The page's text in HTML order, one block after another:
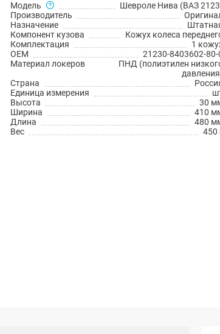
Модель
Шевроле Нива (ВАЗ
Производитель
Назначение
Компонент кузова
Кожух колеса
Комплектация
1
OEM
21230-8403602-80-
Материал локеров
ПНД (полиэтилен
Страна
Единица измерения
Высота
30
Ширина
410
Длина
480
Вес
450